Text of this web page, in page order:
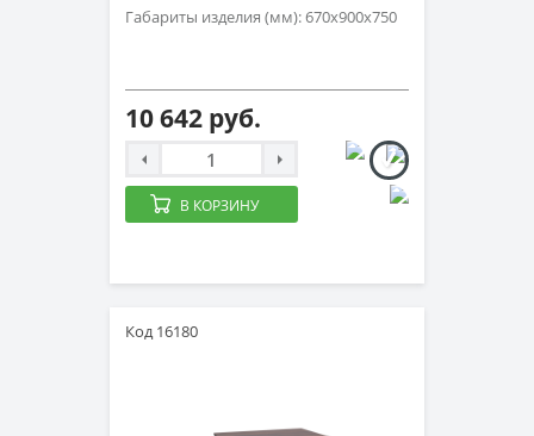
Габариты изделия (мм): 670х900х750
10 642 руб.
В КОРЗИНУ
Код 16180